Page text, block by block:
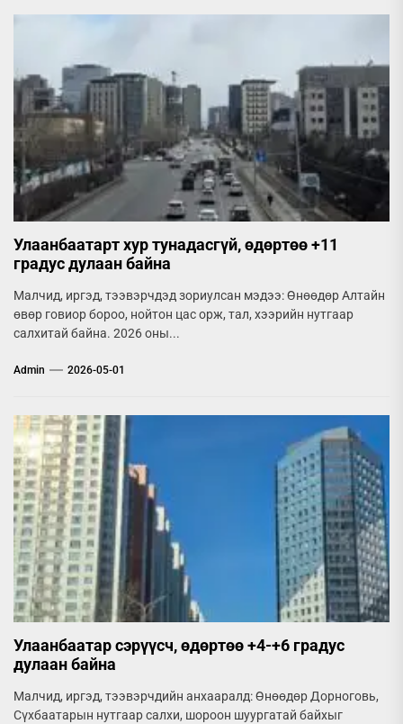
Улаанбаатарт хур тунадасгүй, өдөртөө +11
градус дулаан байна
Малчид, иргэд, тээвэрчдэд зориулсан мэдээ: Өнөөдөр Алтайн
өвөр говиор бороо, нойтон цас орж, тал, хээрийн нутгаар
салхитай байна. 2026 оны...
Admin 2026-05-01
Улаанбаатар сэрүүсч, өдөртөө +4-+6 градус
дулаан байна
Малчид, иргэд, тээвэрчдийн анхааралд: Өнөөдөр Дорноговь,
Сүхбаатарын нутгаар салхи, шороон шуургатай байхыг